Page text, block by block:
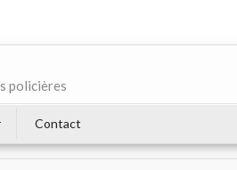
policières
Contact